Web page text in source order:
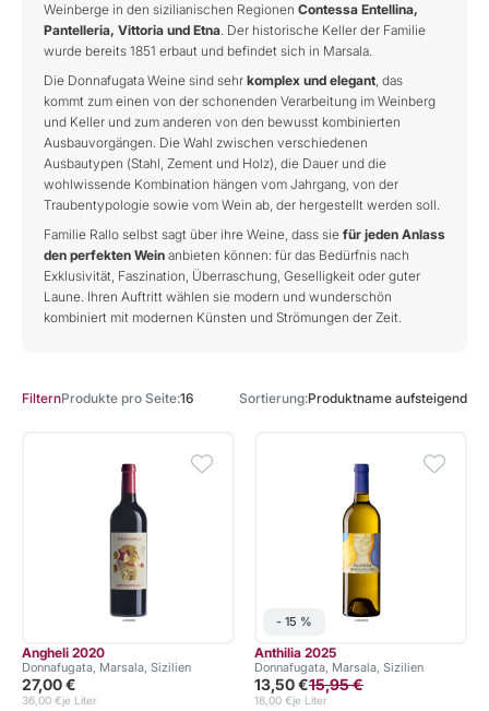
Weinberge in den sizilianischen Regionen Contessa Entellina,
Pantelleria, Vittoria und Etna. Der historische Keller der Familie
wurde bereits 1851 erbaut und befindet sich in Marsala.
Die Donnafugata Weine sind sehr komplex und elegant, das
kommt zum einen von der schonenden Verarbeitung im Weinberg
und Keller und zum anderen von den bewusst kombinierten
Ausbauvorgängen. Die Wahl zwischen verschiedenen
Ausbautypen (Stahl, Zement und Holz), die Dauer und die
wohlwissende Kombination hängen vom Jahrgang, von der
Traubentypologie sowie vom Wein ab, der hergestellt werden soll.
Familie Rallo selbst sagt über ihre Weine, dass sie für jeden Anlass
den perfekten Wein anbieten können: für das Bedürfnis nach
Exklusivität, Faszination, Überraschung, Geselligkeit oder guter
Laune. Ihren Auftritt wählen sie modern und wunderschön
kombiniert mit modernen Künsten und Strömungen der Zeit.
FilternProdukte pro Seite 16 Sortierung Produktname aufsteigend
Angheli 2020
Donnafugata, Marsala, Sizilien
27,00 €
je Liter
36,00 €
- 15 %
Anthilia 2025
Donnafugata, Marsala, Sizilien
13,50 €15,95 €
je Liter
18,00 €